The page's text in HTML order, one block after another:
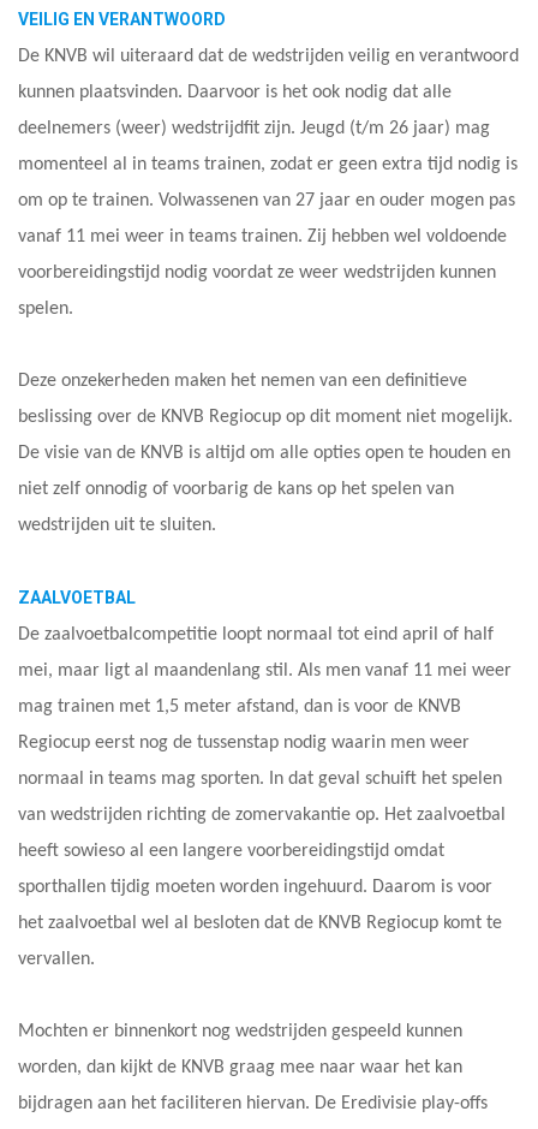
VEILIG EN VERANTWOORD
De KNVB wil uiteraard dat de wedstrijden veilig en verantwoord
kunnen plaatsvinden. Daarvoor is het ook nodig dat alle
deelnemers (weer) wedstrijdfit zijn. Jeugd (t/m 26 jaar) mag
momenteel al in teams trainen, zodat er geen extra tijd nodig is
om op te trainen. Volwassenen van 27 jaar en ouder mogen pas
vanaf 11 mei weer in teams trainen. Zij hebben wel voldoende
voorbereidingstijd nodig voordat ze weer wedstrijden kunnen
spelen.
Deze onzekerheden maken het nemen van een definitieve
beslissing over de KNVB Regiocup op dit moment niet mogelijk.
De visie van de KNVB is altijd om alle opties open te houden en
niet zelf onnodig of voorbarig de kans op het spelen van
wedstrijden uit te sluiten.
ZAALVOETBAL
De zaalvoetbalcompetitie loopt normaal tot eind april of half
mei, maar ligt al maandenlang stil. Als men vanaf 11 mei weer
mag trainen met 1,5 meter afstand, dan is voor de KNVB
Regiocup eerst nog de tussenstap nodig waarin men weer
normaal in teams mag sporten. In dat geval schuift het spelen
van wedstrijden richting de zomervakantie op. Het zaalvoetbal
heeft sowieso al een langere voorbereidingstijd omdat
sporthallen tijdig moeten worden ingehuurd. Daarom is voor
het zaalvoetbal wel al besloten dat de KNVB Regiocup komt te
vervallen.
Mochten er binnenkort nog wedstrijden gespeeld kunnen
worden, dan kijkt de KNVB graag mee naar waar het kan
bijdragen aan het faciliteren hiervan. De Eredivisie play-offs